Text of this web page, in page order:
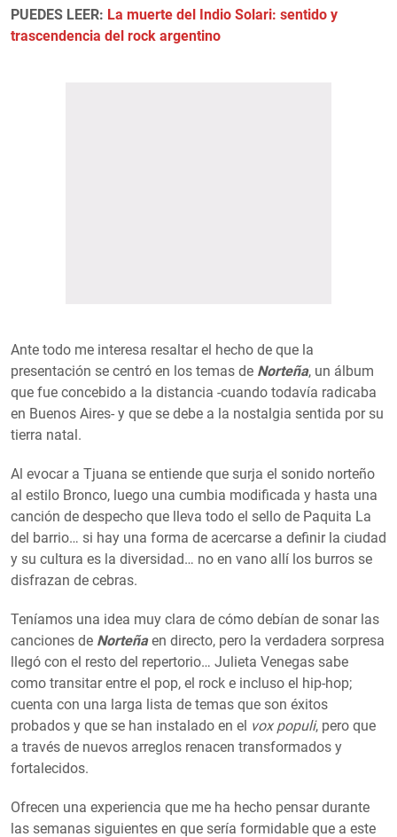
PUEDES LEER: La muerte del Indio Solari: sentido y
trascendencia del rock argentino
Ante todo me interesa resaltar el hecho de que la
presentación se centró en los temas de Norteña, un álbum
que fue concebido a la distancia -cuando todavía radicaba
en Buenos Aires- y que se debe a la nostalgia sentida por su
tierra natal.
Al evocar a Tjuana se entiende que surja el sonido norteño
al estilo Bronco, luego una cumbia modificada y hasta una
canción de despecho que lleva todo el sello de Paquita La
del barrio… si hay una forma de acercarse a definir la ciudad
y su cultura es la diversidad… no en vano allí los burros se
disfrazan de cebras.
Teníamos una idea muy clara de cómo debían de sonar las
canciones de Norteñaen directo, pero la verdadera sorpresa
llegó con el resto del repertorio… Julieta Venegas sabe
como transitar entre el pop, el rock e incluso el hip-hop;
cuenta con una larga lista de temas que son éxitos
probados y que se han instalado en el vox populi, pero que
a través de nuevos arreglos renacen transformados y
fortalecidos.
Ofrecen una experiencia que me ha hecho pensar durante
las semanas siguientes en que sería formidable que a este